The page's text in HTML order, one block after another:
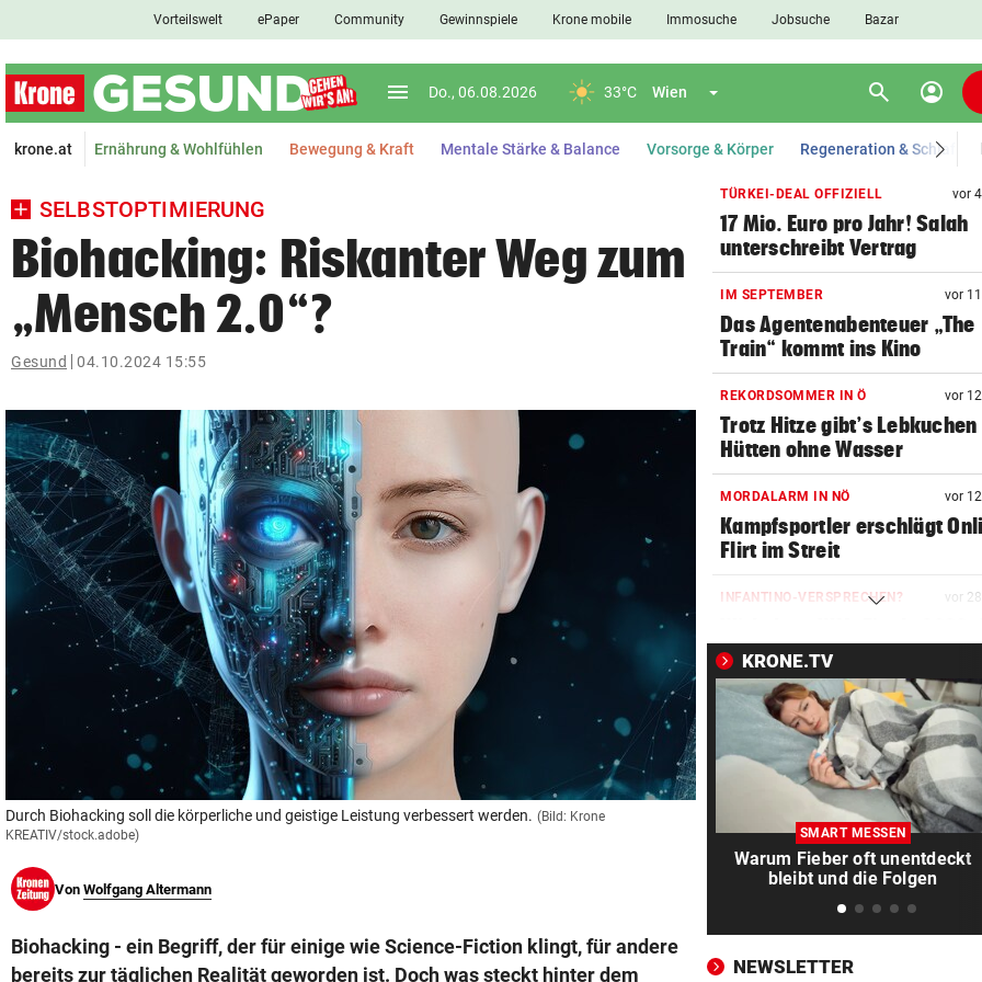
closeSchließen
Abonnieren
pin_drop
Wien arrow_right
bookmark
Suchbegriff
© Krone Multimedia GmbH & Co KG 2026
Muthgasse 2, 1190 Wien
Vorteilswelt ePaper Community Gewinnspiele Krone mobile Immosuche Jobsuche Bazar
menu Menü aufklappen
Do., 06.08.2026 33°C Wien Menü aufklappen search Suchen
account_circle
krone.at Ernährung & Wohlfühlen Bewegung & Kraft Mentale Stärke & Balance Vorsorge & Körper Regeneration & Schlaf
SELBSTOPTIMIERUNG
Biohacking: Riskanter Weg zum
„Mensch 2.0“?
Gesund 04.10.2024 15:55
Durch Biohacking soll die körperliche und geistige Leistung verbessert werden. (Bild: Krone
KREATIV/stock.adobe)
Von Wolfgang Altermann
Biohacking - ein Begriff, der für einige wie Science-Fiction klingt, für andere
bereits zur täglichen Realität geworden ist. Doch was steckt hinter dem
TÜRKEI-DEAL OFFIZIELL vor
17 Mio. Euro pro Jahr! Salah
unterschreibt Vertrag
IM SEPTEMBER vor
Das Agentenabenteuer „The
Train“ kommt ins Kino
REKORDSOMMER IN Ö vor
Trotz Hitze gibt’s Lebkuchen
Hütten ohne Wasser
MORDALARM IN NÖ vor
Kampfsportler erschlägt
Flirt im Streit
INFANTINO-VERSPRECHEN? vor
reagiert Spanien
FLUGHAFEN LEIPZIG vor
Das ist bisher über die
Sprengstoff-Drohne
JAHRELANG GEJAGT vor
Neuseelands tödlichste
„Nine Lives“ erlegt
Russische Kanäle haben
Krise verstärkt
KRONE.TV
SMART MESSEN
Warum Fieber oft unentdeckt
bleibt und die Folgen
NEWSLETTER